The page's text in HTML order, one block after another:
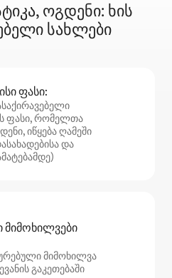
ოგდენი: ხის
სახლები
ფასი:
ფასი, რომელთა
იწყება ღამეში
და
მიმოხილვა
გაკეთებაში